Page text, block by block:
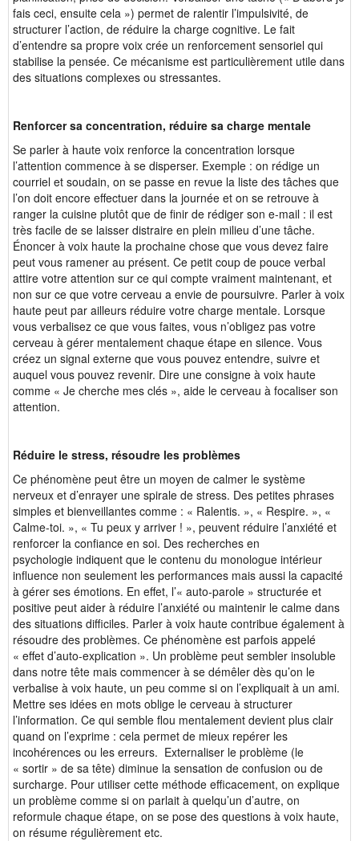
fais ceci, ensuite cela ») permet de ralentir l’impulsivité, de
structurer l’action, de réduire la charge cognitive. Le fait
d’entendre sa propre voix crée un renforcement sensoriel qui
stabilise la pensée. Ce mécanisme est particulièrement utile dans
des situations complexes ou stressantes.
Renforcer sa concentration, réduire sa charge mentale
Se parler à haute voix renforce la concentration lorsque
l’attention commence à se disperser. Exemple : on rédige un
courriel et soudain, on se passe en revue la liste des tâches que
l’on doit encore effectuer dans la journée et on se retrouve à
ranger la cuisine plutôt que de finir de rédiger son e-mail : il est
très facile de se laisser distraire en plein milieu d’une tâche.
Énoncer à voix haute la prochaine chose que vous devez faire
peut vous ramener au présent. Ce petit coup de pouce verbal
attire votre attention sur ce qui compte vraiment maintenant, et
non sur ce que votre cerveau a envie de poursuivre. Parler à voix
haute peut par ailleurs réduire votre charge mentale. Lorsque
vous verbalisez ce que vous faites, vous n’obligez pas votre
cerveau à gérer mentalement chaque étape en silence. Vous
créez un signal externe que vous pouvez entendre, suivre et
auquel vous pouvez revenir. Dire une consigne à voix haute
comme « Je cherche mes clés », aide le cerveau à focaliser son
attention.
Réduire le stress, résoudre les problèmes
Ce phénomène peut être un moyen de calmer le système
nerveux et d’enrayer une spirale de stress. Des petites phrases
simples et bienveillantes comme : « Ralentis. », « Respire. », «
Calme-toi. », « Tu peux y arriver ! », peuvent réduire l’anxiété et
renforcer la confiance en soi. Des recherches en
psychologie indiquent que le contenu du monologue intérieur
influence non seulement les performances mais aussi la capacité
à gérer ses émotions. En effet, l’« auto‑parole » structurée et
positive peut aider à réduire l’anxiété ou maintenir le calme dans
des situations difficiles. Parler à voix haute contribue également à
résoudre des problèmes. Ce phénomène est parfois appelé
« effet d’auto-explication ». Un problème peut sembler insoluble
dans notre tête mais commencer à se démêler dès qu’on le
verbalise à voix haute, un peu comme si on l’expliquait à un ami.
Mettre ses idées en mots oblige le cerveau à structurer
l’information. Ce qui semble flou mentalement devient plus clair
quand on l’exprime : cela permet de mieux repérer les
incohérences ou les erreurs. Externaliser le problème (le
« sortir » de sa tête) diminue la sensation de confusion ou de
surcharge. Pour utiliser cette méthode efficacement, on explique
un problème comme si on parlait à quelqu’un d’autre, on
reformule chaque étape, on se pose des questions à voix haute,
on résume régulièrement etc.